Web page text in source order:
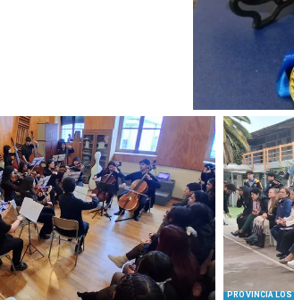
PROVINCIA LOS